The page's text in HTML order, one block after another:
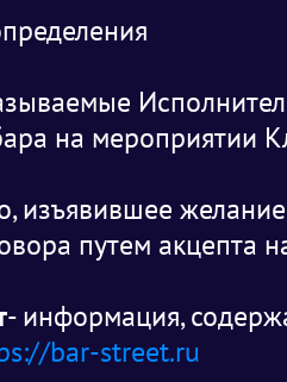
на мероприятии
изъявившее
путем акцепта
- информация,
bar-street.ru